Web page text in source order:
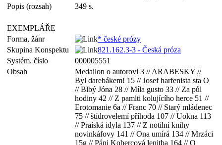
Popis (rozsah)
349 s.
EXEMPLÁŘE
Forma, žánr
* české prózy
Skupina Konspektu
821.162.3-3 - Česká próza
Systém. číslo
000005551
Obsah
Medailon o autorovi 3 // ARABESKY //
Byl darebákem! 15 // Josef harfenista sta O
// Blbý Jóna 28 // Míla gusto 33 // Za půl
hodiny 42 // Z pamlti kolujícího herce 51 //
Erotomanie 6а // Franc 70 // Starý mládenec
75 // štídrovelemí příhoda 107 // Uokna 113
// Praíská idyla 137 // Z notilní knihy
novinkáfovy 141 // Ona umírá 134 // Mrzáci
15g // Páni Kobercová lenitba 164 // O